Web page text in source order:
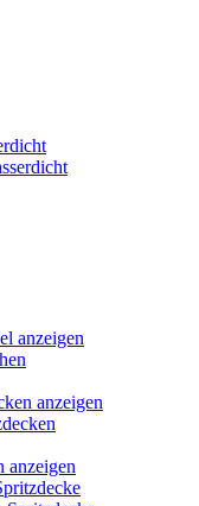
anzeigen
anzeigen
anzeigen